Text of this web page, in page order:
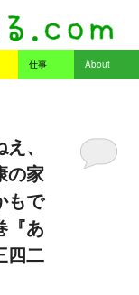
仕事 About
、
の家
もで
『あ
四二